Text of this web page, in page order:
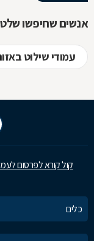
אנשים שחיפשו
עמודי שילוט
קול קורא לפרסום
כלים